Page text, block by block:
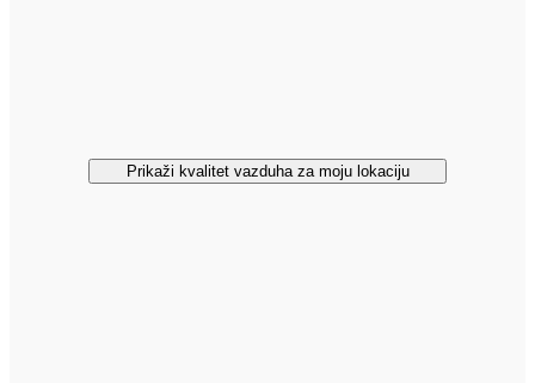
Prikaži kvalitet vazduha za moju lokaciju